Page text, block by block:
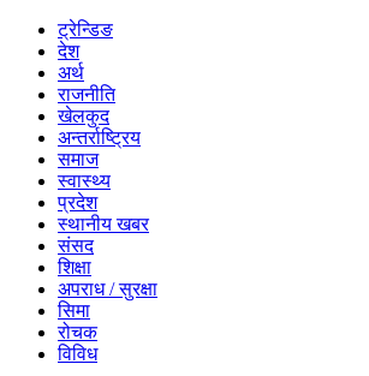
ट्रेन्डिङ
देश
अर्थ
राजनीति
खेलकुद
अन्तर्राष्ट्रिय
समाज
स्वास्थ्य
प्रदेश
स्थानीय खबर
संसद
शिक्षा
अपराध / सुरक्षा
सिमा
रोचक
विविध